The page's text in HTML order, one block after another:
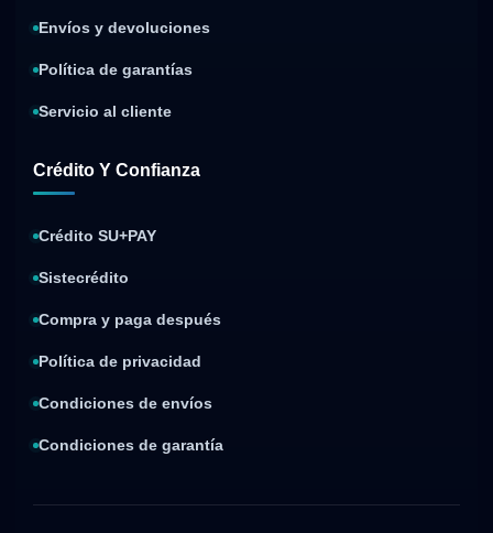
Envíos y devoluciones
Política de garantías
Servicio al cliente
Crédito Y Confianza
Crédito SU+PAY
Sistecrédito
Compra y paga después
Política de privacidad
Condiciones de envíos
Condiciones de garantía